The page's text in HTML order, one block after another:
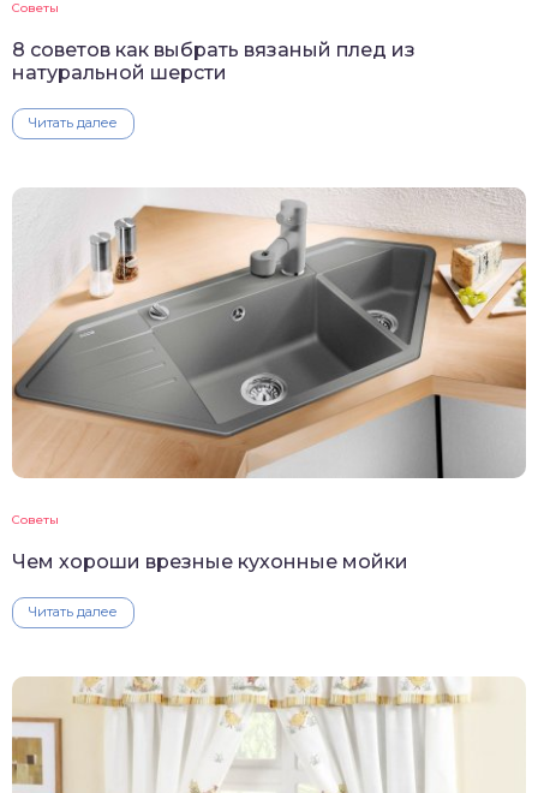
Советы
8 советов как выбрать вязаный плед из
натуральной шерсти
Читать далее
Советы
Чем хороши врезные кухонные мойки
Читать далее